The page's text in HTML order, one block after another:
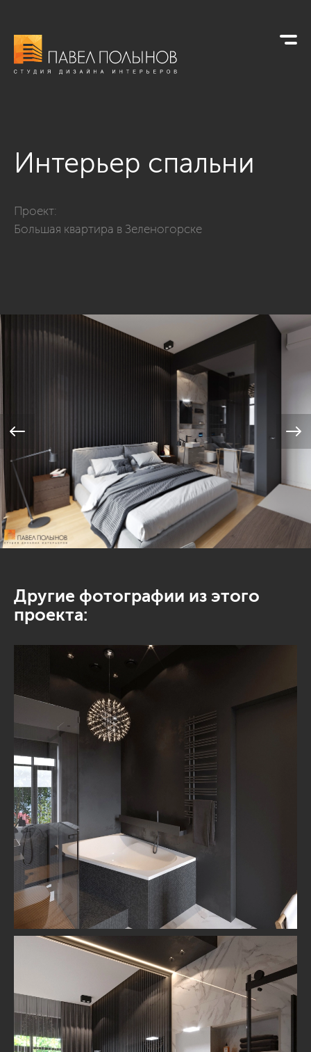
Интерьер спальни
Проект:
Большая квартира в Зеленогорске
Другие фотографии из этого
проекта: